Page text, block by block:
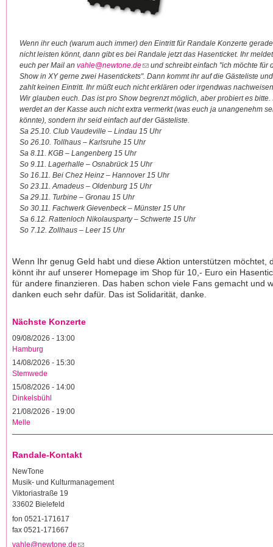
Wenn ihr euch (warum auch immer) den Eintritt für Randale Konzerte gerade
nicht leisten könnt, dann gibt es bei Randale jetzt das Hasenticket. Ihr meldet
euch per Mail an vahle@newtone.de(Link sendet E-Mail)
und schreibt einfach "ich möchte für
Show in XY gerne zwei Hasentickets". Dann kommt ihr auf die Gästeliste und
zahlt keinen Eintritt. Ihr müßt euch nicht erklären oder irgendwas
Wir glauben euch. Das ist pro Show begrenzt möglich, aber probiert es bitte.
werdet an der Kasse auch nicht extra vermerkt (was euch ja unangenehm
könnte), sondern ihr seid einfach auf der Gästeliste.
Sa 25.10. Club Vaudeville – Lindau 15 Uhr
So 26.10. Tollhaus – Karlsruhe 15 Uhr
Sa 8.11. KGB – Langenberg 15 Uhr
So 9.11. Lagerhalle – Osnabrück 15 Uhr
So 16.11. Bei Chez Heinz – Hannover 15 Uhr
So 23.11. Amadeus – Oldenburg 15 Uhr
Sa 29.11. Turbine – Gronau 15 Uhr
So 30.11. Fachwerk Gievenbeck – Münster 15 Uhr
Sa 6.12. Rattenloch Nikolausparty – Schwerte 15 Uhr
So 7.12. Zollhaus – Leer 15 Uhr
Wenn Ihr genug Geld habt und diese Aktion unterstützen möchtet,
könnt ihr auf unserer Homepage im Shop für 10,- Euro ein
für andere finanzieren. Das haben schon viele Fans gemacht und
danken euch sehr dafür. Das ist Solidarität, danke.
Nächste Konzerte
09/08/2026 - 13:00
Hamburg
14/08/2026 - 15:30
Stemwede
15/08/2026 - 14:00
Dinkelsbühl
21/08/2026 - 19:00
Melle
Randale-Kontakt
NewTone
Musik- und Kulturmanagement
Viktoriastraße 19
33602 Bielefeld
fon 0521-171617
fax 0521-171667
vahle@newtone.de (Link sendet E-Mail)